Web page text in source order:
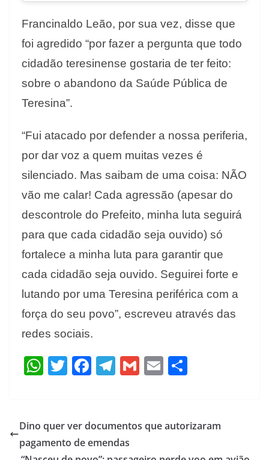
Francinaldo Leão, por sua vez, disse que
foi agredido “por fazer a pergunta que todo
cidadão teresinense gostaria de ter feito:
sobre o abandono da Saúde Pública de
Teresina”.
“Fui atacado por defender a nossa periferia,
por dar voz a quem muitas vezes é
silenciado. Mas saibam de uma coisa: NÃO
vão me calar! Cada agressão (apesar do
descontrole do Prefeito, minha luta seguirá
para que cada cidadão seja ouvido) só
fortalece a minha luta para garantir que
cada cidadão seja ouvido. Seguirei forte e
lutando por uma Teresina periférica com a
força do seu povo”, escreveu através das
redes sociais.
W
s
A
T
er
F
b
o
T
gr
a
G
l
E
l e
Dino quer ver documentos que autorizaram
pagamento de emendas